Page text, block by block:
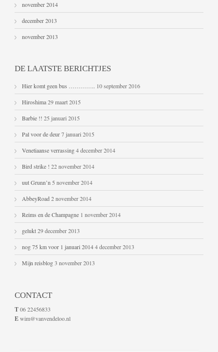
november 2014
december 2013
november 2013
DE LAATSTE BERICHTJES
Hier komt geen bus ………….. 10 september 2016
Hiroshima29 maart 2015
Barbie !! 25 januari 2015
Pal voor de deur7 januari 2015
Venetiaanse verrassing4 december 2014
Bird strike ! 22 november 2014
uut Grunn’n 5 november 2014
AbbeyRoad2 november 2014
Reims en de Champagne 1 november 2014
gelukt29 december 2013
nog 75 km voor 1 januari 20144 december 2013
Mijn reisblog3 november 2013
CONTACT
T06 22456833
Ewim@vanvendeloo.nl